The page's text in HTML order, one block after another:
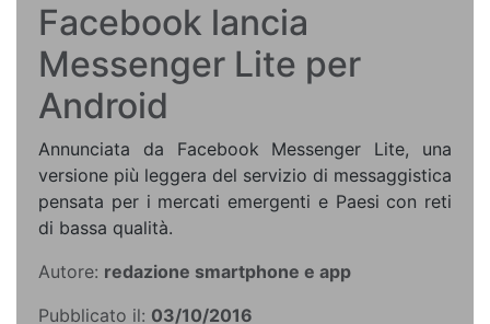
Facebook lancia
Messenger Lite per
Android
Annunciata da Facebook Messenger Lite, una
versione più leggera del servizio di messaggistica
pensata per i mercati emergenti e Paesi con reti
di bassa qualità.
Autore: redazione smartphone e app
Pubblicato il: 03/10/2016